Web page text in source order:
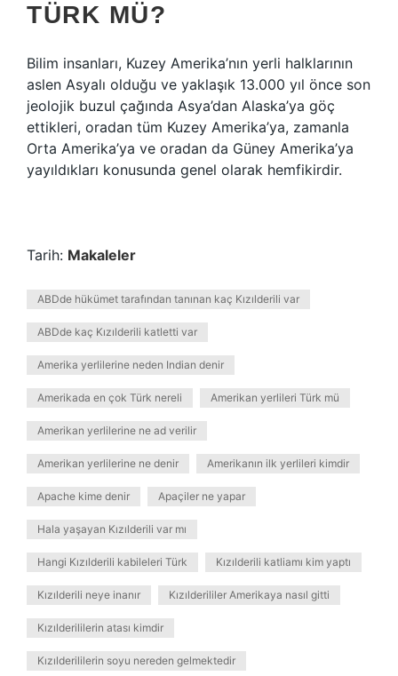
TÜRK MÜ?
Bilim insanları, Kuzey Amerika’nın yerli halklarının
aslen Asyalı olduğu ve yaklaşık 13.000 yıl önce son
jeolojik buzul çağında Asya’dan Alaska’ya göç
ettikleri, oradan tüm Kuzey Amerika’ya, zamanla
Orta Amerika’ya ve oradan da Güney Amerika’ya
yayıldıkları konusunda genel olarak hemfikirdir.
Tarih: Makaleler
ABDde hükümet tarafından tanınan kaç Kızılderili var
ABDde kaç Kızılderili katletti var
Amerika yerlilerine neden Indian denir
Amerikada en çok Türk nereli Amerikan yerlileri Türk mü
Amerikan yerlilerine ne ad verilir
Amerikan yerlilerine ne denir Amerikanın ilk yerlileri kimdir
Apache kime denir Apaçiler ne yapar
Hala yaşayan Kızılderili var mı
Hangi Kızılderili kabileleri Türk Kızılderili katliamı kim yaptı
Kızılderili neye inanır Kızılderililer Amerikaya nasıl gitti
Kızılderililerin atası kimdir
Kızılderililerin soyu nereden gelmektedir